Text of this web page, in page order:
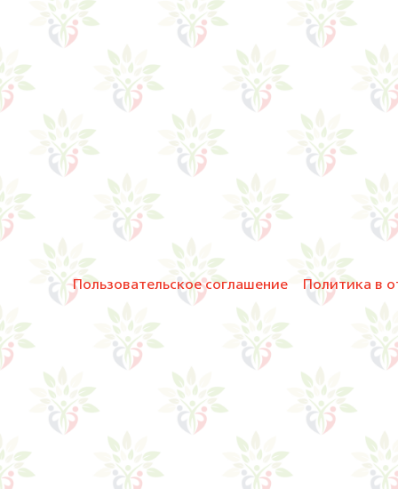
Пользовательское соглашение Политика в